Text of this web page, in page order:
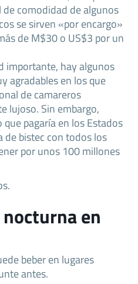
comodidad de algunos
se sirven «por encargo»
de M$30 o US$3 por un
importante, hay algunos
agradables en los que
de camareros
lujoso. Sin embargo,
pagaría en los Estados
de bistec con todos los
por unos 100 millones
en
beber en lugares
antes.